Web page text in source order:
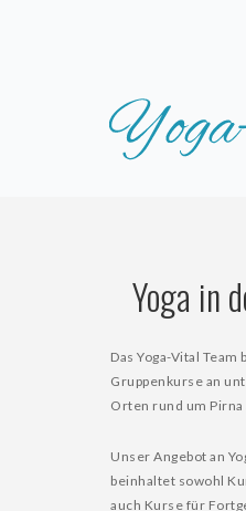
WAS
Yoga in
Das Yoga-Vital Team
Gruppenkurse an
Orten rund um Pirna
Unser Angebot an
beinhaltet sowohl
auch Kurse für